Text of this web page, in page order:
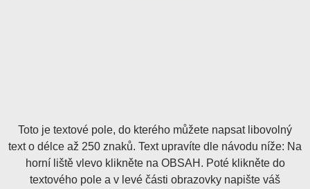
Toto je textové pole, do kterého můžete napsat libovolný
text o délce až 250 znaků. Text upravíte dle návodu níže: Na
horní liště vlevo klikněte na OBSAH. Poté klikněte do
textového pole a v levé části obrazovky napište váš